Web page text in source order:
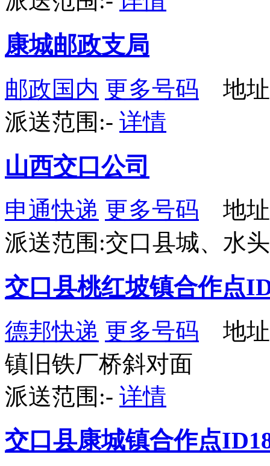
康城邮政支局
邮政国内 更多号码 地址
派送范围:- 详情
山西交口公司
申通快递 更多号码 地址
派送范围:交口县城、水
交口县桃红坡镇合作点
德邦快递 更多号码 地址
镇旧铁厂桥斜对面
派送范围:- 详情
交口县康城镇合作点